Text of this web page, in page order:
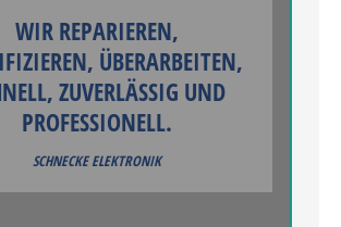
WIR REPARIEREN,
ÜBERARBEITEN,
ZUVERLÄSSIG UND
PROFESSIONELL.
SCHNECKE ELEKTRONIK